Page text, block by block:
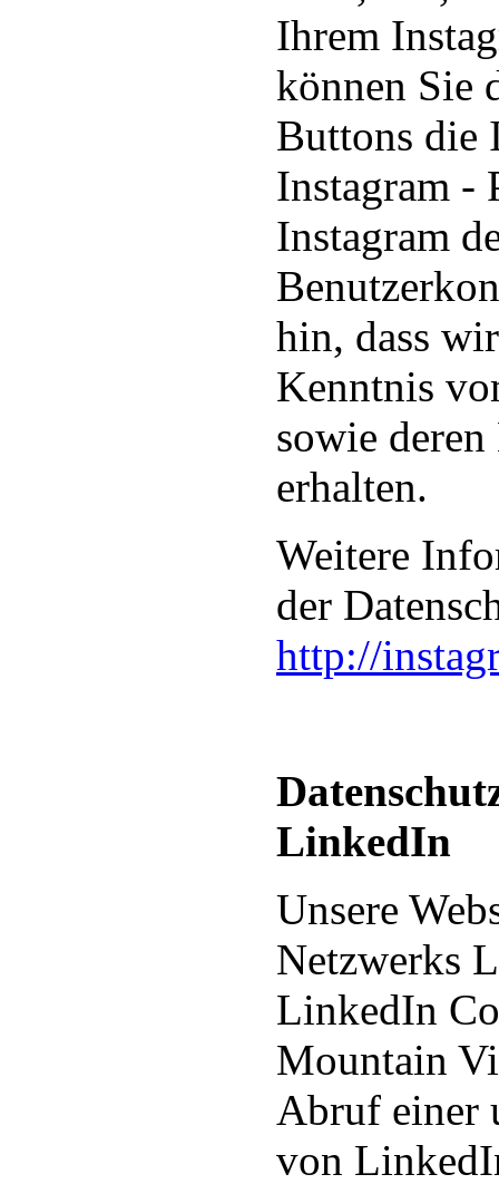
Ihrem
können Sie
Buttons die
Instagram -
Instagram
hin, dass
Kenntnis
sowie
erhalten.
Weitere
der
http://
LinkedIn
Unsere
Netzwerks
LinkedIn
Mountain
Abruf einer
von